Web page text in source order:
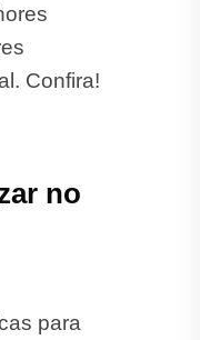
Confira!
no
para